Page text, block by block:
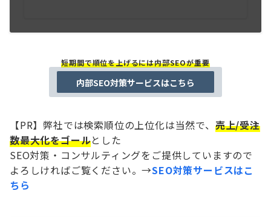
短期間で順位を上げるには内部SEOが重要
内部SEO対策サービスはこちら
【PR】弊社では検索順位の上位化は当然で、 売上/受注
数最大化をゴールとした
SEO対策・コンサルティングをご提供していますので
よろしければご覧ください。→SEO対策サービスはこ
ちら